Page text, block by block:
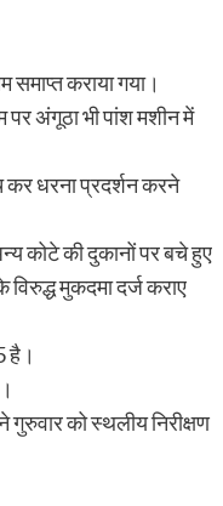
कराया गया।
पर अंगूठा भी पांश मशीन में
कर धरना प्रदर्शन करने
कोटे की दुकानों पर बचे हुए
विरुद्ध मुकदमा दर्ज कराए
है।
गुरुवार को स्थलीय निरीक्षण